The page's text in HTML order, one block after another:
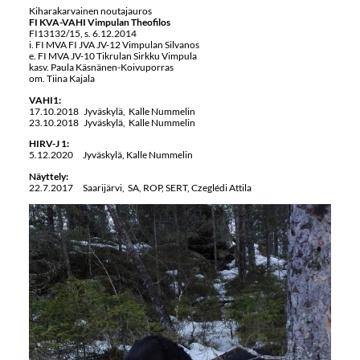
Kiharakarvainen noutajauros
FI KVA-VAHI Vimpulan Theofilos
FI13132/15, s. 6.12.2014
i. FI MVA FI JVA JV-12 Vimpulan Silvanos
e. FI MVA JV-10 Tikrulan Sirkku Vimpula
kasv. Paula Käsnänen-Koivuporras
om. Tiina Kajala
VAHI1:
17.10.2018 Jyväskylä, Kalle Nummelin
23.10.2018 Jyväskylä, Kalle Nummelin
HIRV-J 1:
5.12.2020 Jyväskylä, Kalle Nummelin
Näyttely:
22.7.2017 Saarijärvi, SA, ROP, SERT, Czeglédi Attila